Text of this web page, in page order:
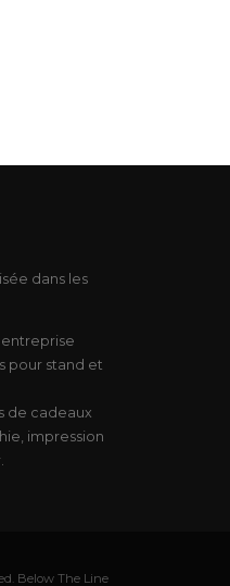
dans les
pour stand et
de cadeaux
impression
Below The Line